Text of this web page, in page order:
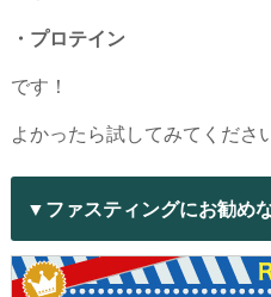
・プロテイン
です！
よかったら試してみてくださ
▼ファスティングにお勧め